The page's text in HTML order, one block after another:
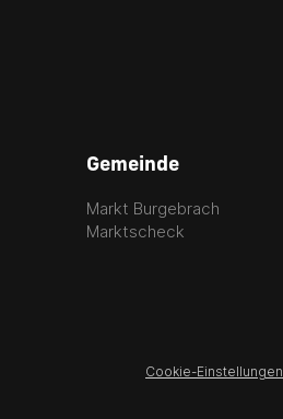
Gemeinde
Markt Burgebrach
Marktscheck
Cookie-Einstellungen